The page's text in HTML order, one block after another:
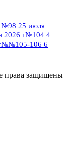
3 августа
августа
2012 г
№98 25 июля
2026 г№104 4
№№105-106 6
права защищены